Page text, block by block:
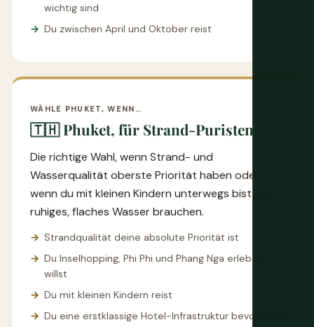
wichtig sind
Du zwischen April und Oktober reist
WÄHLE PHUKET, WENN…
🇹🇭 Phuket, für Strand-Puristen
Die richtige Wahl, wenn Strand- und
Wasserqualität oberste Priorität haben oder
wenn du mit kleinen Kindern unterwegs bist, die
ruhiges, flaches Wasser brauchen.
Strandqualität deine absolute Priorität ist
Du Inselhopping, Phi Phi und Phang Nga erleben
willst
Du mit kleinen Kindern reist
Du eine erstklassige Hotel-Infrastruktur bevorzugst